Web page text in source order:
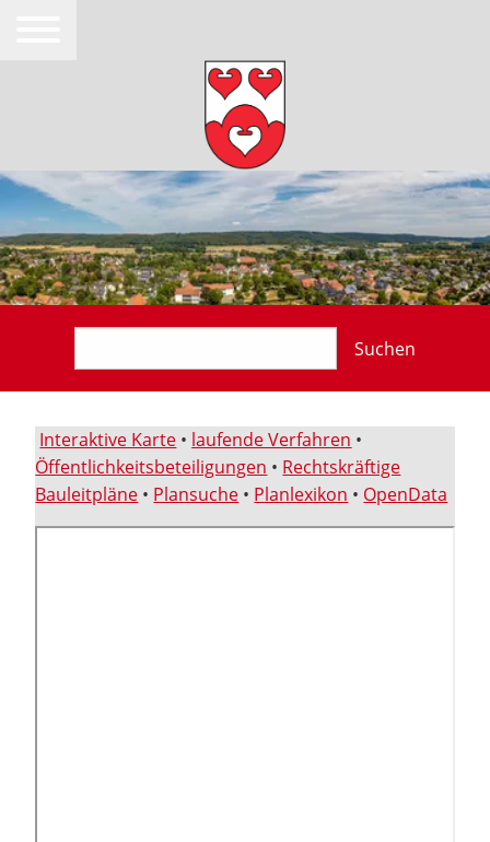
Suchen
Interaktive Karte • laufende Verfahren •
Öffentlichkeitsbeteiligungen • Rechtskräftige
Bauleitpläne • Plansuche • Planlexikon • OpenData